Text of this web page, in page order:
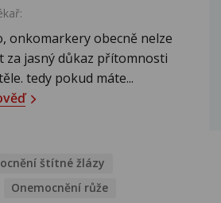
onkomarkery obecně nelze
za jasný důkaz přítomnosti
tedy pokud máte...
štítné žlázy
Onemocnění růže